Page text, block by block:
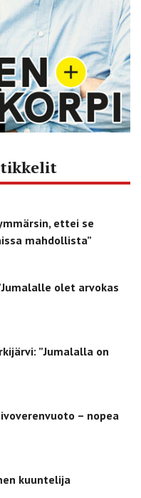
ettei se
mahdollista”
olet arvokas
”Jumalalla on
– nopea
kuuntelija